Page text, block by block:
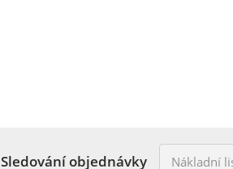
Sledování objednávky